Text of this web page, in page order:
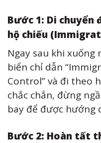
Bước 1: Di chuyển
hộ chiếu
Ngay sau khi xuống
biển chỉ dẫn
Control” và đi theo
chắc chắn, đừng
bay để được hướng
Bước 2: Hoàn tất